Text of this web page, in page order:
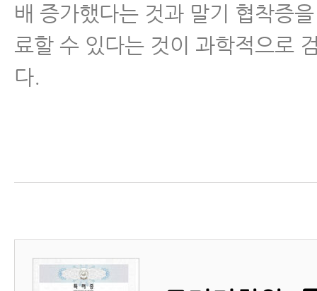
배 증가했다는 것과 말기 협착증
료할 수 있다는 것이 과학적으로
다.